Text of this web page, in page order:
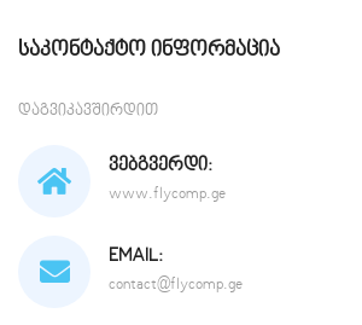
Საკონტაქტო Ინფორმაცია
დაგვიკავშირდით
ᲕᲔᲑᲒᲕᲔᲠᲓᲘ:
www.flycomp.ge
EMAIL:
contact@flycomp.ge